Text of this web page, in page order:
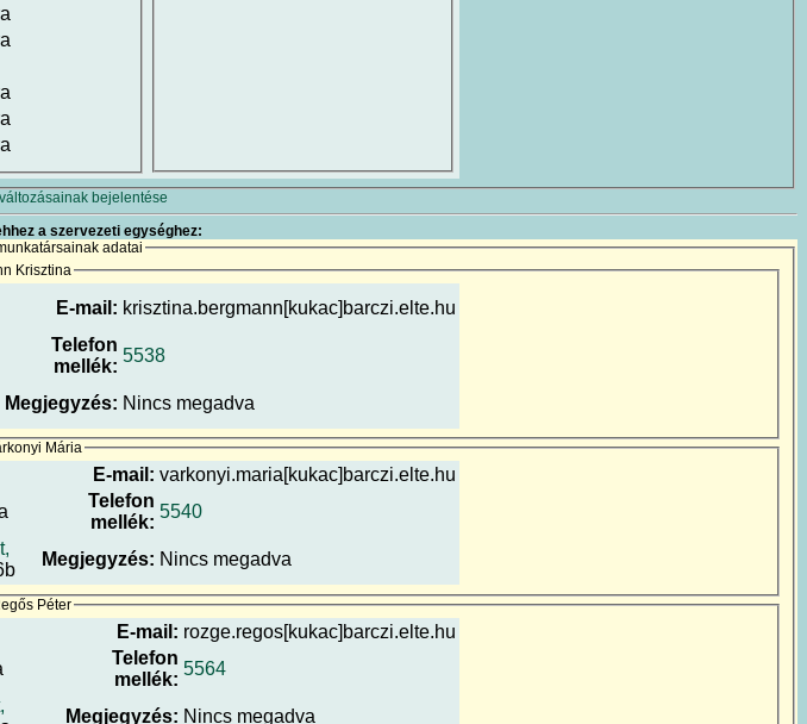
bejelentése
a szervezeti egységhez:
adatai
Krisztina
E-mail: krisztina.bergmann[kukac]barczi.elte.hu
Telefon
mellék:
5538
Megjegyzés: Nincs megadva
Mária
E-mail: varkonyi.maria[kukac]barczi.elte.hu
Telefon
mellék:
5540
Megjegyzés: Nincs megadva
Péter
E-mail: rozge.regos[kukac]barczi.elte.hu
Telefon
mellék:
5564
Megjegyzés: Nincs megadva